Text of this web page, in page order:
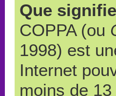
Que
COPPA (ou
1998) est
Internet
moins de